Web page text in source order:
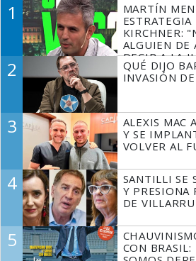
1
MARTÍN
KIRCHNER:
ALGUIEN DE
DECIR A LA
TIENE QUE
2
QUÉ DIJO
INVASIÓN
3
ALEXIS MAC
Y SE
VOLVER AL
4
SANTILLI SE
Y PRESIONA
DE
5
CON BRASIL: